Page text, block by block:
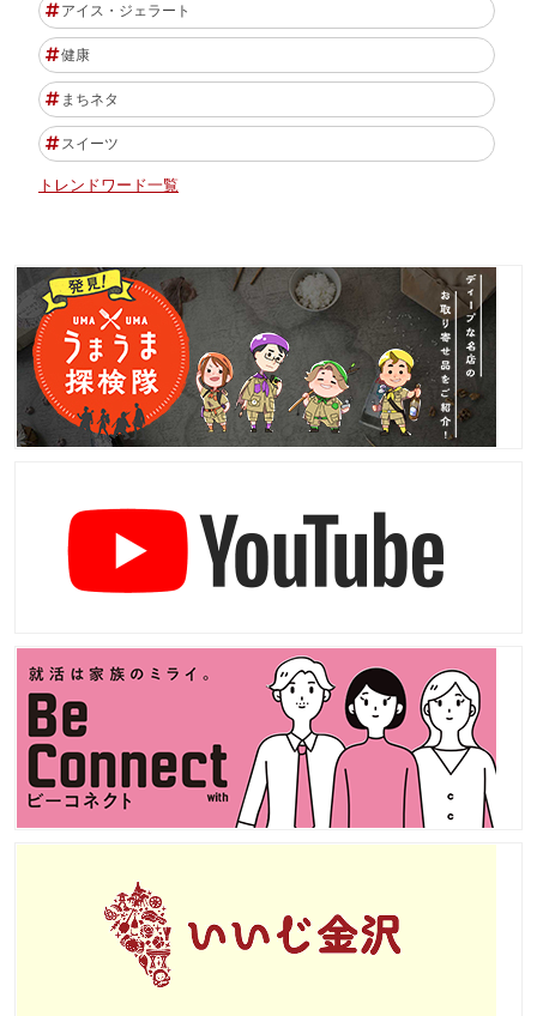
アイス・ジェラート
健康
まちネタ
スイーツ
トレンドワード一覧